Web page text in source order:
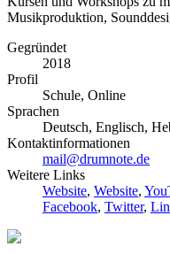
Musikproduktion,
Gegründet
2018
Profil
Schule, Online
Sprachen
Deutsch, Englisch,
Kontaktinformationen
mail@drumnote.de
Weitere Links
Website, Website,
Facebook, Twitter,